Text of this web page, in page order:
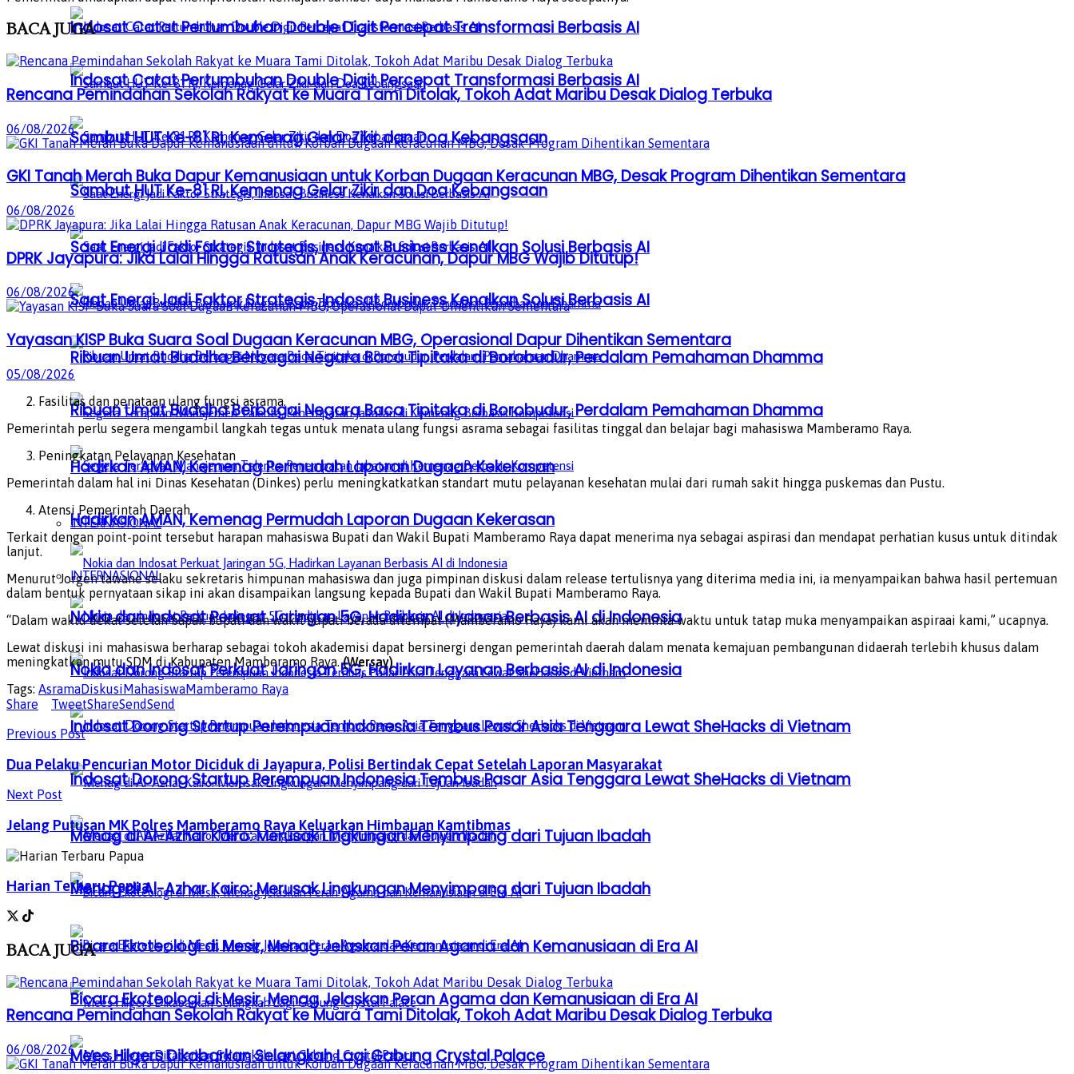
Indosat Catat Pertumbuhan Double Digit Percepat Transformasi Berbasis AI
Sambut HUT Ke-81 RI, Kemenag Gelar Zikir dan Doa Kebangsaan
Saat Energi Jadi Faktor Strategis, Indosat Business Kenalkan Solusi Berbasis AI
Ribuan Umat Buddha Berbagai Negara Baca Tipitaka di Borobudur, Perdalam Pemahaman Dhamma
Hadirkan AMAN, Kemenag Permudah Laporan Dugaan Kekerasan
INTERNASIONAL
Nokia dan Indosat Perkuat Jaringan 5G, Hadirkan Layanan Berbasis AI di Indonesia
Indosat Dorong Startup Perempuan Indonesia Tembus Pasar Asia Tenggara Lewat SheHacks di Vietnam
Menag di Al-Azhar Kairo: Merusak Lingkungan Menyimpang dari Tujuan Ibadah
Bicara Ekoteologi di Mesir, Menag Jelaskan Peran Agama dan Kemanusiaan di Era AI
Mees Hilgers Dikabarkan Selangkah Lagi Gabung Crystal Palace
Indosat Catat Pertumbuhan Double Digit Percepat Transformasi Berbasis AI
Sambut HUT Ke-81 RI, Kemenag Gelar Zikir dan Doa Kebangsaan
Saat Energi Jadi Faktor Strategis, Indosat Business Kenalkan Solusi Berbasis AI
Ribuan Umat Buddha Berbagai Negara Baca Tipitaka di Borobudur, Perdalam Pemahaman Dhamma
Hadirkan AMAN, Kemenag Permudah Laporan Dugaan Kekerasan
INTERNASIONAL
Nokia dan Indosat Perkuat Jaringan 5G, Hadirkan Layanan Berbasis AI di Indonesia
Indosat Dorong Startup Perempuan Indonesia Tembus Pasar Asia Tenggara Lewat SheHacks di Vietnam
Menag di Al-Azhar Kairo: Merusak Lingkungan Menyimpang dari Tujuan Ibadah
Bicara Ekoteologi di Mesir, Menag Jelaskan Peran Agama dan Kemanusiaan di Era AI
BACAJUGA
Rencana Pemindahan Sekolah Rakyat ke Muara Tami Ditolak, Tokoh Adat Maribu Desak Dialog Terbuka
06/08/2026
GKI Tanah Merah Buka Dapur Kemanusiaan untuk Korban Dugaan Keracunan MBG, Desak Program Dihentikan Sementara
06/08/2026
DPRK Jayapura: Jika Lalai Hingga Ratusan Anak Keracunan, Dapur MBG Wajib Ditutup!
06/08/2026
Yayasan KISP Buka Suara Soal Dugaan Keracunan MBG, Operasional Dapur Dihentikan Sementara
05/08/2026
Fasilitas dan penataan ulang fungsi asrama.
Pemerintah perlu segera mengambil langkah tegas untuk menata ulang fungsi asrama sebagai fasilitas tinggal dan belajar bagi mahasiswa Mamberamo Raya.
Peningkatan Pelayanan Kesehatan
Pemerintah dalam hal ini Dinas Kesehatan (Dinkes) perlu meningkatkatkan standart mutu pelayanan kesehatan mulai dari rumah sakit hingga puskemas dan Pustu.
Atensi Pemerintah Daerah.
Terkait dengan point-point tersebut harapan mahasiswa Bupati dan Wakil Bupati Mamberamo Raya dapat menerima nya sebagai aspirasi dan mendapat perhatian kusus untuk ditindak
lanjut.
Menurut Jorgen tawane selaku sekretaris himpunan mahasiswa dan juga pimpinan diskusi dalam release tertulisnya yang diterima media ini, ia menyampaikan bahwa hasil pertemuan
dalam bentuk pernyataan sikap ini akan disampaikan langsung kepada Bupati dan Wakil Bupati Mamberamo Raya.
“Dalam waktu dekat setelah bapak bupati dan wakil bupati berada ditempat (Mamberamo Raya) kami akan meminta waktu untuk tatap muka menyampaikan aspiraai kami,” ucapnya.
Lewat diskusi ini mahasiswa berharap sebagai tokoh akademisi dapat bersinergi dengan pemerintah daerah dalam menata kemajuan pembangunan didaerah terlebih khusus dalam
meningkatkan mutu SDM di Kabupaten Mamberamo Raya.(Wersay)
Tags: AsramaDiskusiMahasiswaMamberamo Raya
Share
TweetShareSendSend
Previous Post
Dua Pelaku Pencurian Motor Diciduk di Jayapura, Polisi Bertindak Cepat Setelah Laporan Masyarakat
Next Post
Jelang Putusan MK Polres Mamberamo Raya Keluarkan Himbauan Kamtibmas
Harian Terbaru Papua
BACAJUGA
Rencana Pemindahan Sekolah Rakyat ke Muara Tami Ditolak, Tokoh Adat Maribu Desak Dialog Terbuka
06/08/2026